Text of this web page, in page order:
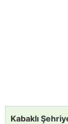
Kabaklı